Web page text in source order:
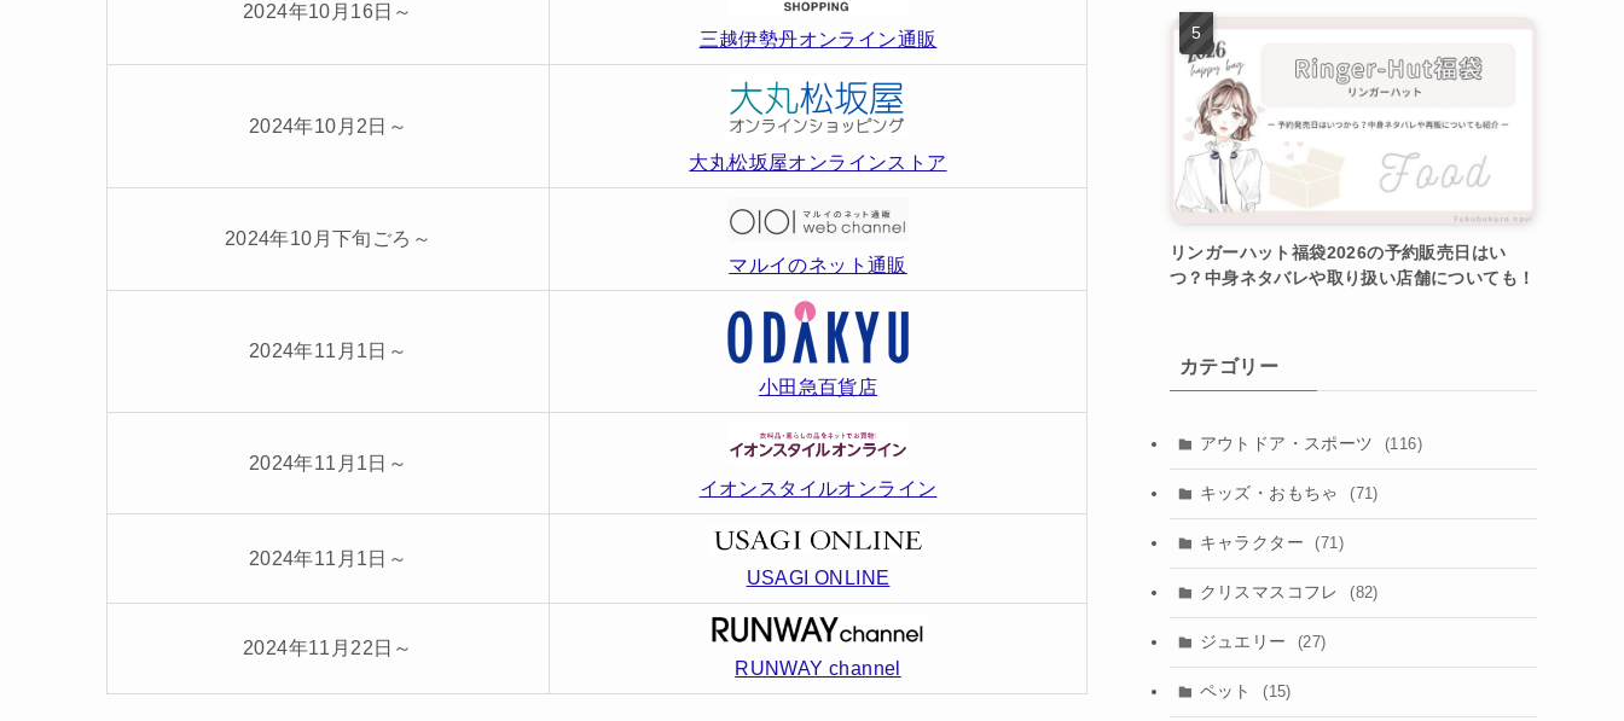
2024年10月16日～
三越伊勢丹オンライン通販
2024年10月2日～
大丸松坂屋オンラインストア
2024年10月下旬ごろ～
マルイのネット通販
2024年11月1日～
小田急百貨店
2024年11月1日～
イオンスタイルオンライン
2024年11月1日～
USAGI ONLINE
2024年11月22日～
RUNWAY channel
リンガーハット福袋2026の予約販売日はい
つ？中身ネタバレや取り扱い店舗についても！
カテゴリー
アウトドア・スポーツ (116)
キッズ・おもちゃ (71)
キャラクター (71)
クリスマスコフレ (82)
ジュエリー (27)
ペット (15)